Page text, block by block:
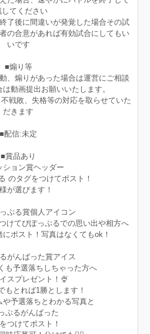
してください
了後に間違いが発覚した場合その試
の合意があれば有効試合にしてもい
いです
■煽り等
、煽りがあった場合は運営にご相談
動画提出お願いいたします。
戦敗、失格等の対応を取らせていた
だきます
■配信:未定
■賞品あり
ション賞ヘッダー
のタグをつけてポスト！
が選びます！
ぷる賞個人アイコン
けてぴぽっぷるでの思い出や相方へ
ポスト！写真はなくてもok！
がんばった賞アイス
も予選落ちしちゃった方へ
スプレゼント！🍨
もとれば1勝とします！
予選落ちとわかる写真と
ぷるがんばった
つけてポスト！